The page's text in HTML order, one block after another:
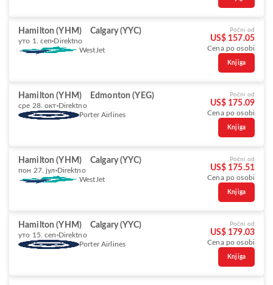
Hamilton (YHM) Calgary (YYC)
уто 1. сеп Direktno
WestJet
Počni od
US$ 157.05
Cena po osobi
Knjiga
Hamilton (YHM) Edmonton (YEG)
сре 28. окт Direktno
Porter Airlines
Počni od
US$ 175.09
Cena po osobi
Knjiga
Hamilton (YHM) Calgary (YYC)
пон 27. јул Direktno
WestJet
Počni od
US$ 175.51
Cena po osobi
Knjiga
Hamilton (YHM) Calgary (YYC)
уто 15. сеп Direktno
Porter Airlines
Počni od
US$ 179.03
Cena po osobi
Knjiga